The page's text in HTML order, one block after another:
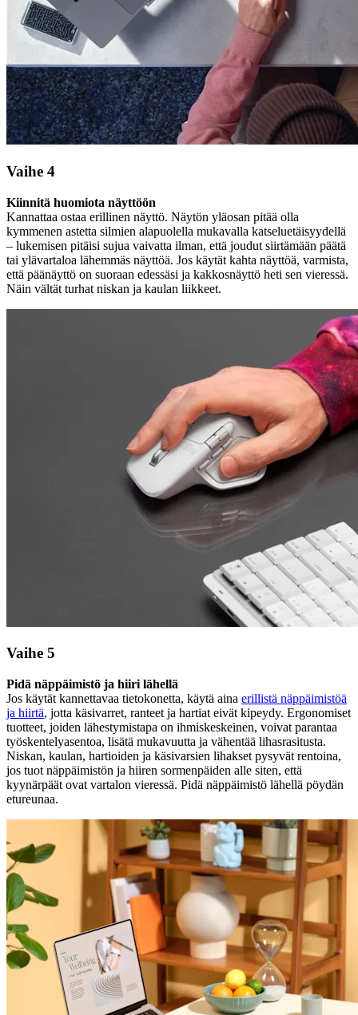
Vaihe 4
Kiinnitä huomiota näyttöön
Kannattaa ostaa erillinen näyttö. Näytön yläosan pitää olla
kymmenen astetta silmien alapuolella mukavalla katseluetäisyydellä
– lukemisen pitäisi sujua vaivatta ilman, että joudut siirtämään päätä
tai ylävartaloa lähemmäs näyttöä. Jos käytät kahta näyttöä, varmista,
että päänäyttö on suoraan edessäsi ja kakkosnäyttö heti sen vieressä.
Näin vältät turhat niskan ja kaulan liikkeet.
Vaihe 5
Pidä näppäimistö ja hiiri lähellä
Jos käytät kannettavaa tietokonetta, käytä aina erillistä näppäimistöä
ja hiirtä, jotta käsivarret, ranteet ja hartiat eivät kipeydy. Ergonomiset
tuotteet, joiden lähestymistapa on ihmiskeskeinen, voivat parantaa
työskentelyasentoa, lisätä mukavuutta ja vähentää lihasrasitusta.
Niskan, kaulan, hartioiden ja käsivarsien lihakset pysyvät rentoina,
jos tuot näppäimistön ja hiiren sormenpäiden alle siten, että
kyynärpäät ovat vartalon vieressä. Pidä näppäimistö lähellä pöydän
etureunaa.